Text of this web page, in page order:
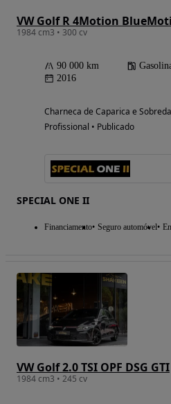
VW Golf R 4Motion
1984 cm3 • 300 cv
90 000 km
2016
Charneca de Caparica e
Profissional • Publicado
SPECIAL ONE II
Financiamento Seguro automóvel
VW Golf 2.0 TSI OPF DSG GTI
1984 cm3 • 245 cv